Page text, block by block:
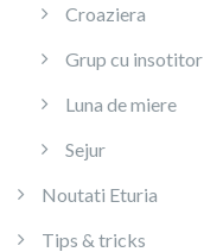
Croaziera
Grup cu insotitor
Luna de miere
Sejur
Noutati Eturia
Tips & tricks